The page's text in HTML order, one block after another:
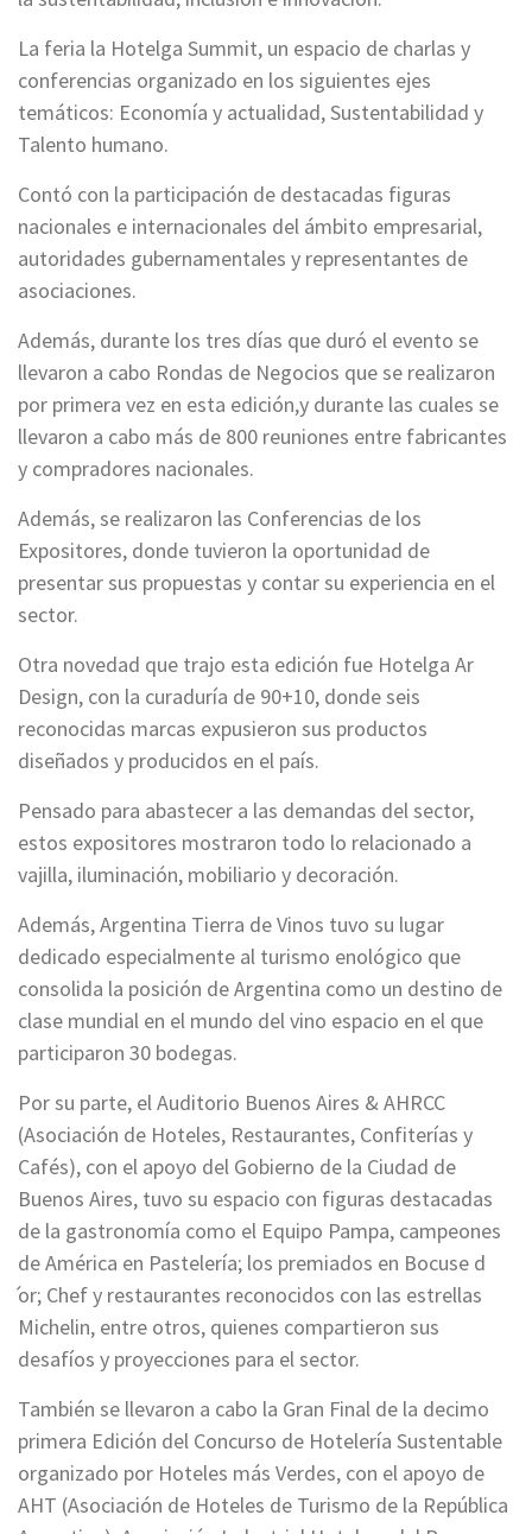
La feria la Hotelga Summit, un espacio de charlas y
conferencias organizado en los siguientes ejes
temáticos: Economía y actualidad, Sustentabilidad y
Talento humano.
Contó con la participación de destacadas figuras
nacionales e internacionales del ámbito empresarial,
autoridades gubernamentales y representantes de
asociaciones.
Además, durante los tres días que duró el evento se
llevaron a cabo Rondas de Negocios que se realizaron
por primera vez en esta edición,y durante las cuales se
llevaron a cabo más de 800 reuniones entre fabricantes
y compradores nacionales.
Además, se realizaron las Conferencias de los
Expositores, donde tuvieron la oportunidad de
presentar sus propuestas y contar su experiencia en el
sector.
Otra novedad que trajo esta edición fue Hotelga Ar
Design, con la curaduría de 90+10, donde seis
reconocidas marcas expusieron sus productos
diseñados y producidos en el país.
Pensado para abastecer a las demandas del sector,
estos expositores mostraron todo lo relacionado a
vajilla, iluminación, mobiliario y decoración.
Además, Argentina Tierra de Vinos tuvo su lugar
dedicado especialmente al turismo enológico que
consolida la posición de Argentina como un destino de
clase mundial en el mundo del vino espacio en el que
participaron 30 bodegas.
Por su parte, el Auditorio Buenos Aires & AHRCC
(Asociación de Hoteles, Restaurantes, Confiterías y
Cafés), con el apoyo del Gobierno de la Ciudad de
Buenos Aires, tuvo su espacio con figuras destacadas
de la gastronomía como el Equipo Pampa, campeones
de América en Pastelería; los premiados en Bocuse d
́or; Chef y restaurantes reconocidos con las estrellas
Michelin, entre otros, quienes compartieron sus
desafíos y proyecciones para el sector.
También se llevaron a cabo la Gran Final de la decimo
primera Edición del Concurso de Hotelería Sustentable
organizado por Hoteles más Verdes, con el apoyo de
AHT (Asociación de Hoteles de Turismo de la República